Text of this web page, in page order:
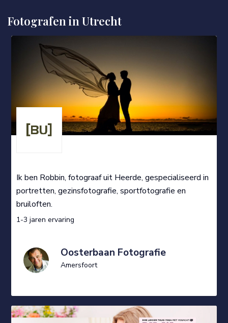
Fotografen in Utrecht
Ik ben Robbin, fotograaf uit Heerde, gespecialiseerd in
portretten, gezinsfotografie, sportfotografie en
bruiloften.
1-3 jaren ervaring
Oosterbaan Fotografie
Amersfoort